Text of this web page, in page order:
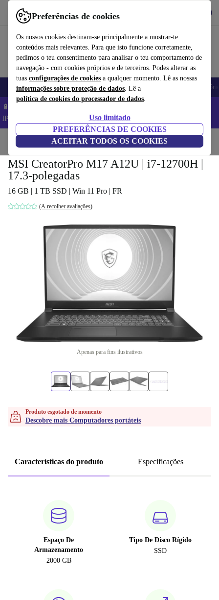
Preferências de cookies
Os nossos cookies destinam-se principalmente a mostrar-te
conteúdos mais relevantes. Para que isto funcione corretamente,
pedimos o teu consentimento para analisar o teu comportamento de
navegação - com cookies próprios e de terceiros. Podes alterar as
tuas configurações de cookies a qualquer momento. Lê as nossas
informações sobre proteção de dados. Lê a
política de cookies do processador de dados.
Uso limitado
PREFERÊNCIAS DE COOKIES
ACEITAR TODOS OS COOKIES
Use o refurbed de forma rápida e fácil
Telemóveis Computadores Portáteis Tablets
📱 Poupa 5% EXTRA em todos os iPhones – Código:
IPHONEDEAL –
Início Computadores portáteis
MSI CreatorPro M17 A12U | i7-12700H |
17.3-polegadas
16 GB | 1 TB SSD | Win 11 Pro | FR
(A recolher avaliações)
Apenas para fins ilustrativos
Produto esgotado de momento
Descobre mais Computadores portáteis
Características do produto Especificações
Espaço De
Armazenamento
2000 GB
Tipo De Disco Rígido
SSD